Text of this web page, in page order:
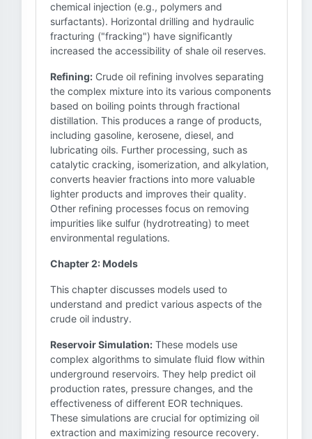
chemical injection (e.g., polymers and
surfactants). Horizontal drilling and hydraulic
fracturing ("fracking") have significantly
increased the accessibility of shale oil reserves.
Refining: Crude oil refining involves separating
the complex mixture into its various components
based on boiling points through fractional
distillation. This produces a range of products,
including gasoline, kerosene, diesel, and
lubricating oils. Further processing, such as
catalytic cracking, isomerization, and alkylation,
converts heavier fractions into more valuable
lighter products and improves their quality.
Other refining processes focus on removing
impurities like sulfur (hydrotreating) to meet
environmental regulations.
Chapter 2: Models
This chapter discusses models used to
understand and predict various aspects of the
crude oil industry.
Reservoir Simulation: These models use
complex algorithms to simulate fluid flow within
underground reservoirs. They help predict oil
production rates, pressure changes, and the
effectiveness of different EOR techniques.
These simulations are crucial for optimizing oil
extraction and maximizing resource recovery.